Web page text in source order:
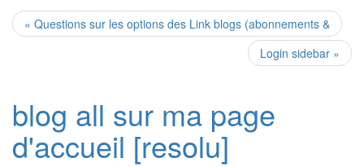
« Questions sur les options des Link blogs (abonnements &
Login sidebar »
blog all sur ma page
d'accueil [resolu]